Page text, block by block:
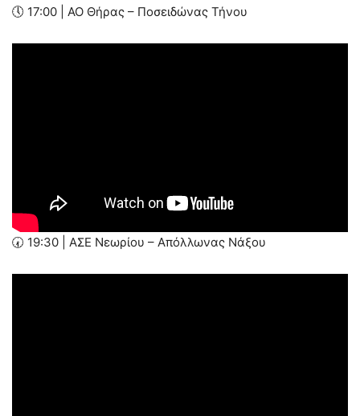
🕔 17:00 | ΑΟ Θήρας – Ποσειδώνας Τήνου
🕢 19:30 | ΑΣΕ Νεωρίου – Απόλλωνας Νάξου